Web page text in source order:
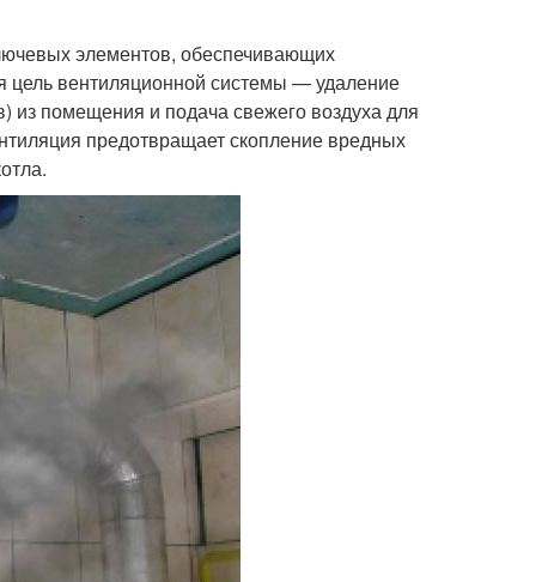
элементов, обеспечивающих
цель вентиляционной системы — удаление
из помещения и подача свежего воздуха для
предотвращает скопление вредных